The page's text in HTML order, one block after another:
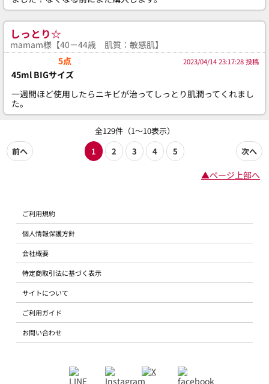
しっとり☆
mamam様【40－44歳 肌質：敏感肌】
5点
2023/04/14 23:17:28 投稿
45ml BIGサイズ
一週間ほど使用したらニキビが治ってしっとり肌潤ってくれまし
た。
全129件（1～10表示）
前へ
1 2 3 4 5 次へ
▲ページ上部へ
ご利用規約
個人情報保護方針
会社概要
特定商取引法に基づく表示
サイトについて
ご利用ガイド
お問い合わせ